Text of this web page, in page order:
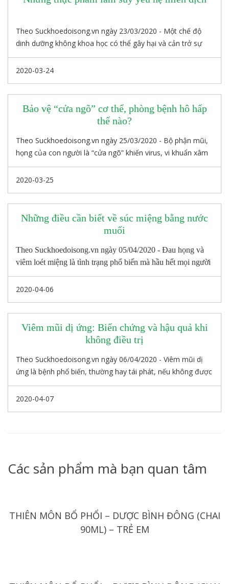
Theo Suckhoedoisong.vn ngày 23/03/2020 - Một chế độ
dinh dưỡng không khoa học có thể gây hại và cản trở sự
phục hồi của hệ miễn dịch.
2020-03-24
Bảo vệ “cửa ngõ” cơ thể, phòng bệnh hô hấp
thế nào?
Theo Suckhoedoisong.vn ngày 25/03/2020 - Bộ phận mũi,
họng của con người là “cửa ngõ” khiến virus, vi khuẩn xâm
nhập dễ dàng nhất vào đường hô hấp. Do đó, để phòng,
chống các bệnh về đường hô hấp việc vệ sinh mũi, họng
gia y tế khuyến cáo để phòng bệnh.
2020-03-25
Những điều cần biết về súc miệng bằng nước
muối
Theo Suckhoedoisong.vn ngày 05/04/2020 - Đau họng và
viêm loét miệng là tình trạng phổ biến mà hầu hết mọi người
gặp phải. Súc miệng bằng nước muối có thể là một cách rẻ
tiền, an toàn và hiệu quả để giảm đau và giảm các triệu
2020-04-06
Viêm mũi dị ứng: Biến chứng và hậu quả khi
không điều trị
Theo Suckhoedoisong.vn ngày 06/04/2020 - Viêm mũi dị
ứng là bệnh phổ biến, thường hay tái phát, nếu không được
dự phòng và điều trị đúng cách, bệnh có thể dẫn đến nhiều
biến chứng, ảnh hưởng xấu tới sức khỏe, nhất là đối với
2020-04-07
Các sản phẩm mà bạn quan tâm
THIÊN MÔN BỔ PHỔI – DƯỢC BÌNH ĐÔNG (CHAI
90ML) – TRẺ EM